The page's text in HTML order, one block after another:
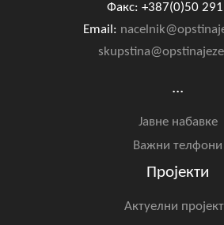
Факс: +387(0)50
Email:
...
Јавне набавке
Важни телфони
Пројекти
Актуелни